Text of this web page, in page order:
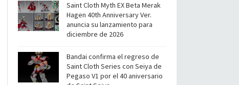
Saint Cloth Myth EX Beta Merak
Hagen 40th Anniversary Ver.
anuncia su lanzamiento para
diciembre de 2026
Bandai confirma el regreso de
Saint Cloth Series con Seiya de
Pegaso V1 por el 40 aniversario